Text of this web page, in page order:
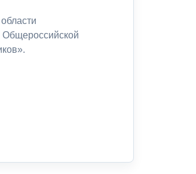
Общероссийской